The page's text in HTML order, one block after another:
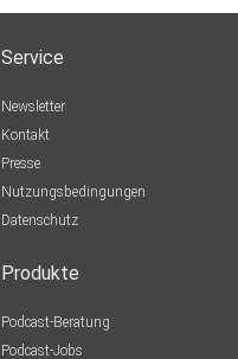
Service
Newsletter
Kontakt
Presse
Nutzungsbedingungen
Datenschutz
Produkte
Podcast-Beratung
Podcast-Jobs